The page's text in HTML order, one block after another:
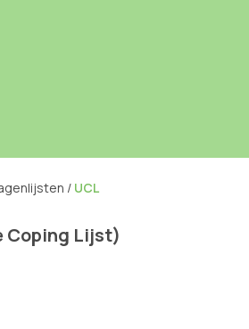
/ UCL
Coping Lijst)